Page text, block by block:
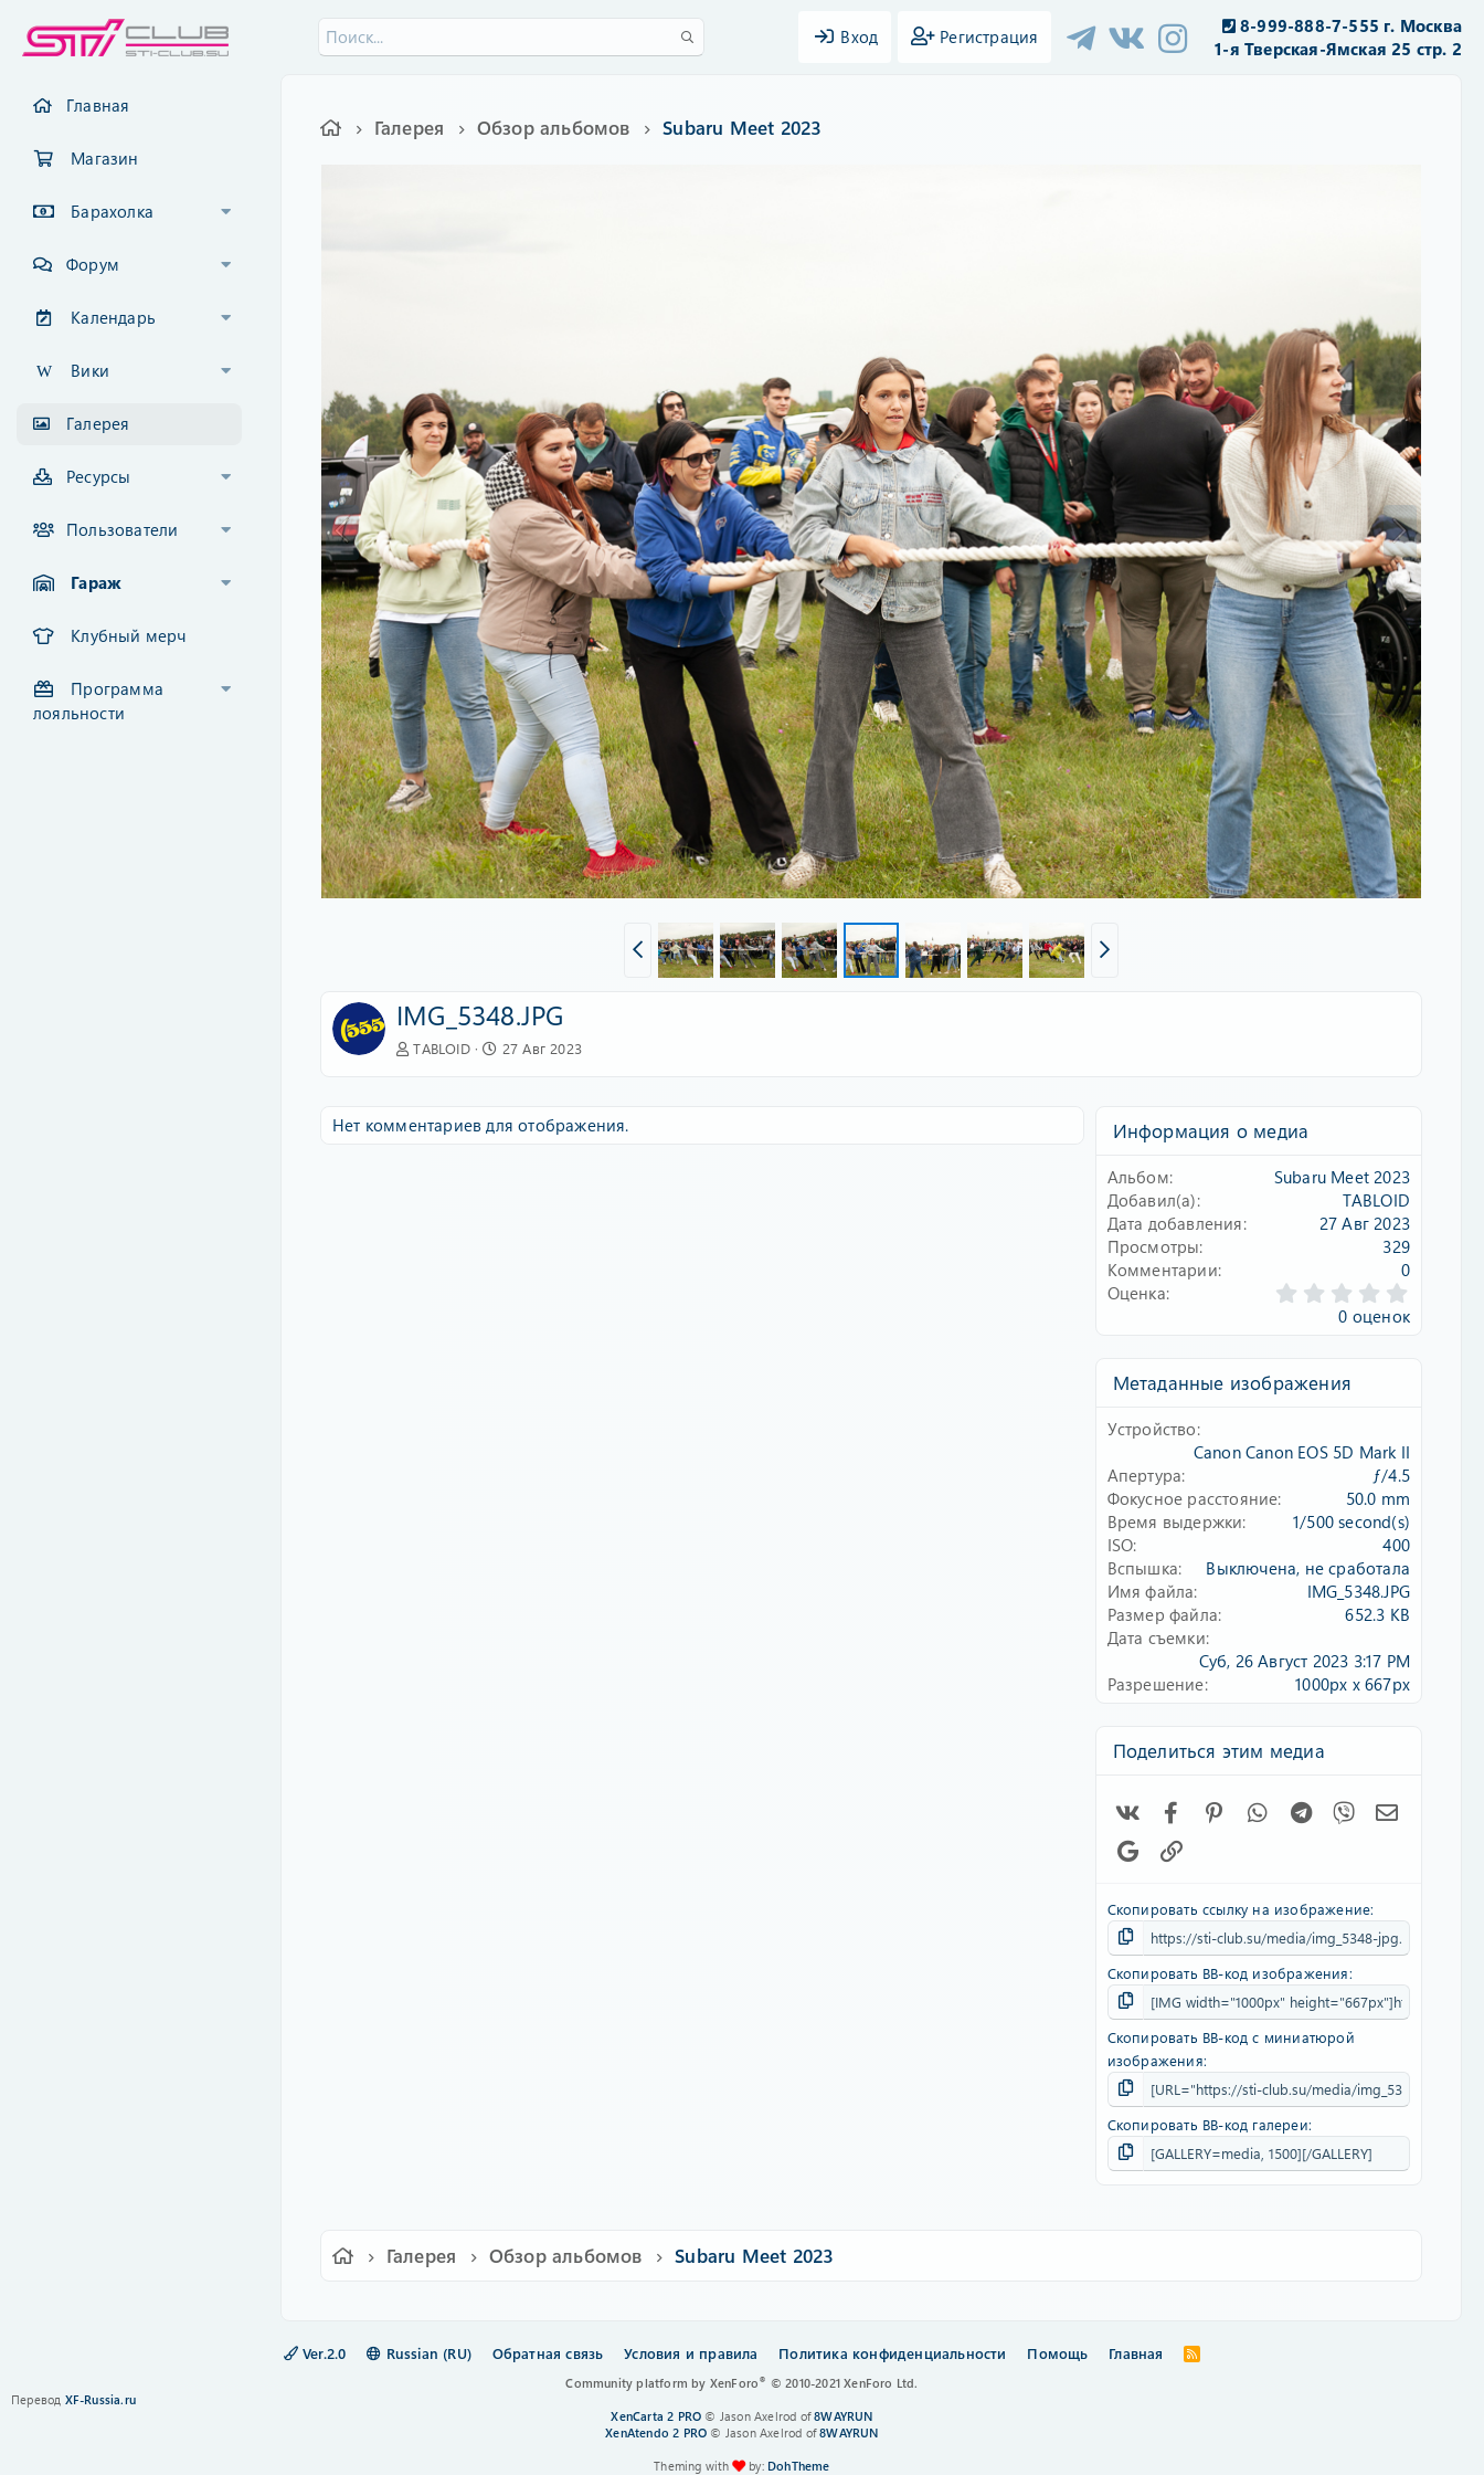
Вход Регистрация
8-999-888-7-555 г. Москва
1-я Тверская-Ямская 25 стр. 2
Главная
Магазин
Барахолка
Форум
Календарь
Вики
Галерея
Ресурсы
Пользователи
Гараж
Клубный мерч
Программа
лояльности
Галерея Обзор альбомов Subaru Meet 2023
IMG_5348.JPG
TABLOID 27 Авг 2023
Нет комментариев для отображения. Информация о медиа
Альбом
Subaru Meet 2023
Добавил(а)
TABLOID
Дата добавления
27 Авг 2023
Просмотры
329
Комментарии
0
Оценка
.
0
0 оценок
Метаданные изображения
Устройство
Canon Canon EOS 5D Mark II
Апертура
ƒ/4.5
Фокусное расстояние
50.0 mm
Время выдержки
1/500 second(s)
ISO
400
Вспышка
Выключена, не сработала
Имя файла
IMG_5348.JPG
Размер файла
652.3 KB
Дата съемки
Суб, 26 Август 2023 3:17 PM
Разрешение
1000px x 667px
Поделиться этим медиа
FacebookPinterestWhatsAppTelegram
Viber
Google
Скопировать ссылку на изображение
Скопировать BB-код изображения
Скопировать BB-код с миниатюрой
изображения
Скопировать BB-код галереи
Галерея Обзор альбомов Subaru Meet 2023
Ver.2.0 Russian (RU) Обратная связь Условия и правила Политика конфиденциальности Помощь Главная
R
Community platform by XenForo® © 2010-2021 XenForo Ltd.
Перевод XF-Russia.ru
XenCarta 2 PRO © Jason Axelrod of8WAYRUN
XenAtendo 2 PRO © Jason Axelrod of8WAYRUN
Theming with
by: DohTheme